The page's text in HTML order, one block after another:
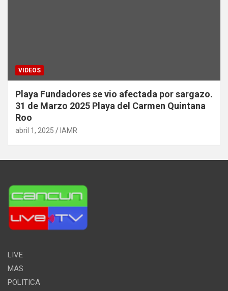
VIDEOS
Playa Fundadores se vio afectada por sargazo.
31 de Marzo 2025 Playa del Carmen Quintana
Roo
abril 1, 2025 IAMR
LIVE
MAS
POLITICA